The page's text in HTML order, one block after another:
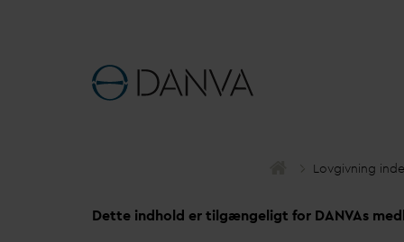
Lovgivning
Dette indhold er tilgængeligt for DANVAs